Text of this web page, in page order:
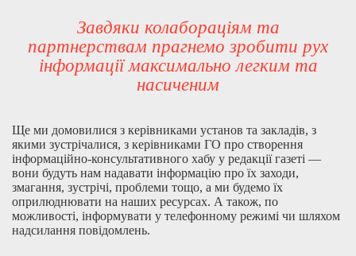
Завдяки колабораціям та
партнерствам прагнемо зробити рух
інформації максимально легким та
насиченим
Ще ми домовилися з керівниками установ та закладів, з
якими зустрічалися, з керівниками ГО про створення
інформаційно-консультативного хабу у редакції газеті —
вони будуть нам надавати інформацію про їх заходи,
змагання, зустрічі, проблеми тощо, а ми будемо їх
оприлюднювати на наших ресурсах. А також, по
можливості, інформувати у телефонному режимі чи шляхом
надсилання повідомлень.